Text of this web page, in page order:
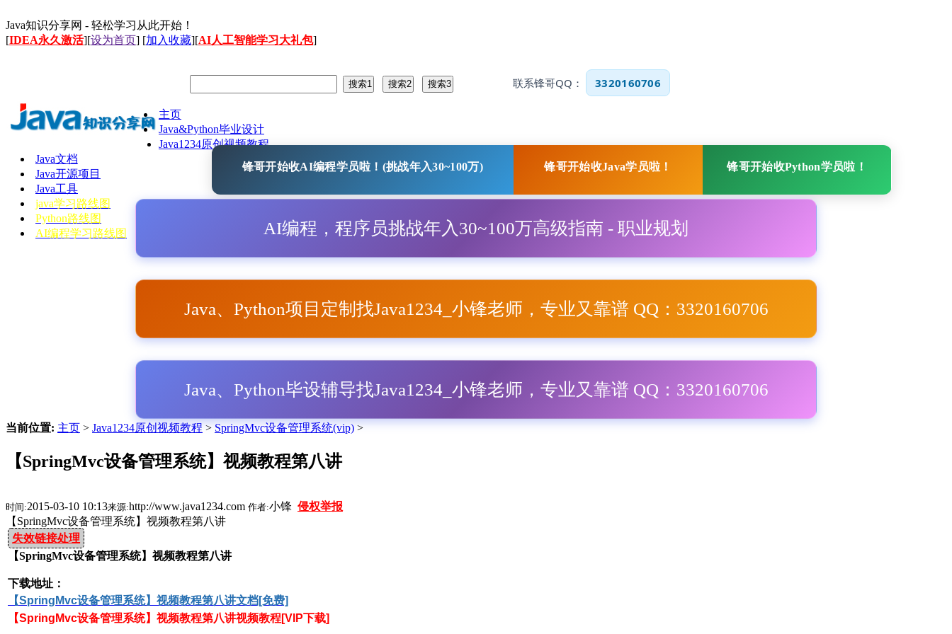
Java知识分享网 - 轻松学习从此开始！
[IDEA永久激活][设为首页] [加入收藏][AI人工智能学习大礼包]
联系锋哥QQ： 3320160706
主页
Java&Python毕业设计
Java1234原创视频教程
Java文档
Java开源项目
Java工具
java学习路线图
Python路线图
AI编程学习路线图
锋哥开始收AI编程学员啦！(挑战年入30~100万) 锋哥开始收Java学员啦！ 锋哥开始收Python学员啦！
AI编程，程序员挑战年入30~100万高级指南 - 职业规划
Java、Python项目定制找Java1234_小锋老师，专业又靠谱 QQ：3320160706
Java、Python毕设辅导找Java1234_小锋老师，专业又靠谱 QQ：3320160706
当前位置: 主页 > Java1234原创视频教程 > SpringMvc设备管理系统(vip) >
【SpringMvc设备管理系统】视频教程第八讲
时间:2015-03-10 10:13来源:http://www.java1234.com 作者:小锋 侵权举报
【SpringMvc设备管理系统】视频教程第八讲
失效链接处理
【SpringMvc设备管理系统】视频教程第八讲
下载地址：
【SpringMvc设备管理系统】视频教程第八讲文档[免费]
【SpringMvc设备管理系统】视频教程第八讲视频教程[VIP下载]